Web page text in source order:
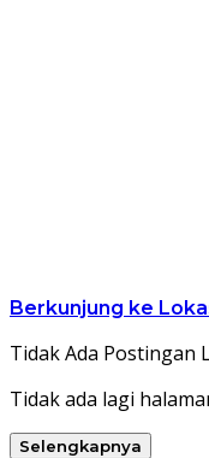
Berkunjung ke
Tidak Ada Postingan
Tidak ada lagi
Selengkapnya